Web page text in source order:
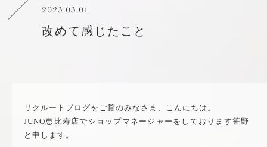
2023.03.01
改めて感じたこと
リクルートブログをご覧のみなさま、こんにちは。
JUNO恵比寿店でショップマネージャーをしております笹野
と申します。